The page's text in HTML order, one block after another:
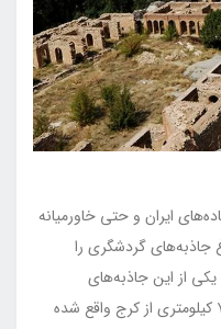
ایران و حتی خاورمیانه
جاذبه‌های گردشگری را
از این جاذبه‌های
گردشگری است که در فاصله‌ی حدودا ۷۰ کیلومتری از کرج واقع شده